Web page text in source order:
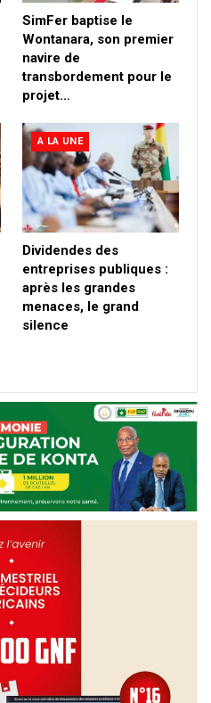
SimFer baptise le
Wontanara, son premier
navire de
transbordement pour le
projet…
A LA UNE
Dividendes des
entreprises publiques :
après les grandes
menaces, le grand
silence